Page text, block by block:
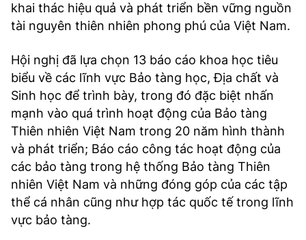
khai thác hiệu quả và phát triển bền vững nguồn
tài nguyên thiên nhiên phong phú của Việt Nam.
Hội nghị đã lựa chọn 13 báo cáo khoa học tiêu
biểu về các lĩnh vực Bảo tàng học, Địa chất và
Sinh học để trình bày, trong đó đặc biệt nhấn
mạnh vào quá trình hoạt động của Bảo tàng
Thiên nhiên Việt Nam trong 20 năm hình thành
và phát triển; Báo cáo công tác hoạt động của
các bảo tàng trong hệ thống Bảo tàng Thiên
nhiên Việt Nam và những đóng góp của các tập
thể cá nhân cũng như hợp tác quốc tế trong lĩnh
vực bảo tàng.